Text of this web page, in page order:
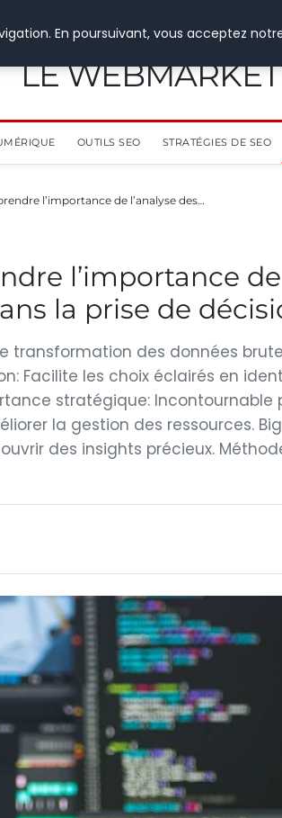
LE
OUTILS SEO STRATÉGIES DE SEO
l’importance de l’analyse des…
l’importance de
la prise de
transformation des données
Facilite les choix éclairés en
stratégique: Incontournable
la gestion des ressources.
des insights précieux.
En poursuivant, vous acceptez